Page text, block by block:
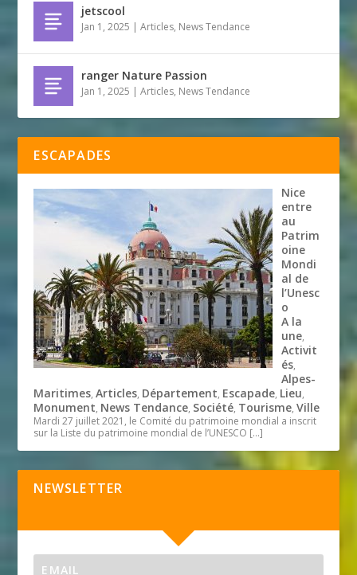
jetscool
Jan 1, 2025 |Articles, News Tendance
ranger Nature Passion
Jan 1, 2025 |Articles, News Tendance
ESCAPADES
Nice
entre
au
Patrim
oine
Mondi
al de
l’Unesc
o
A la
une,
Activit
és,
Alpes-
Maritimes,Articles, Département, Escapade, Lieu,
Monument, News Tendance, Société, Tourisme,Ville
Mardi 27 juillet 2021, le Comité du patrimoine mondial a inscrit
sur la Liste du patrimoine mondial de l’UNESCO […]
NEWSLETTER